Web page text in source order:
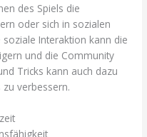
des Spiels die
oder sich in sozialen
Interaktion kann die
und die Community
Tricks kann auch dazu
verbessern.